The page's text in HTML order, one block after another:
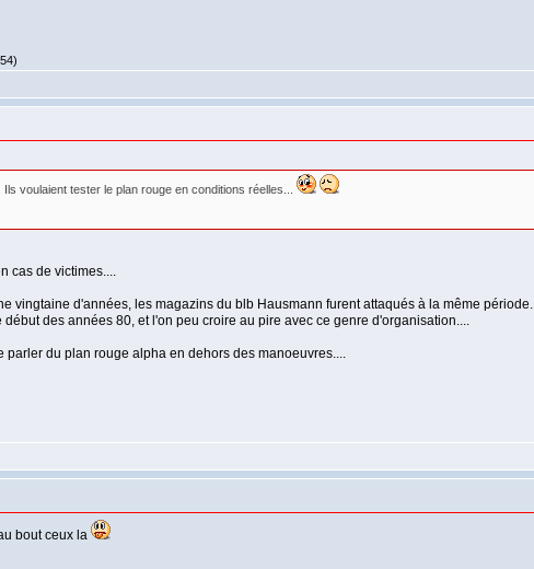
voulaient tester le plan rouge en conditions réelles...
cas de victimes....
vingtaine d'années, les magazins du blb Hausmann furent attaqués à la même période.
début des années 80, et l'on peu croire au pire avec ce genre d'organisation....
parler du plan rouge alpha en dehors des manoeuvres....
bout ceux la